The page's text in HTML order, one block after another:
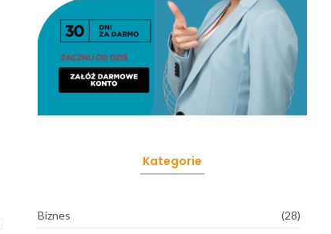
Kategorie
Biznes (28)